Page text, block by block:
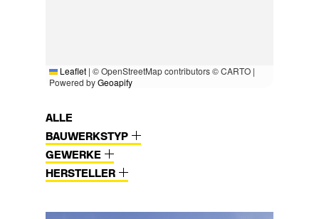
Leaflet | © OpenStreetMap contributors © CARTO |
Powered byGeoapify
ALLE
BAUWERKSTYP
GEWERKE
HERSTELLER